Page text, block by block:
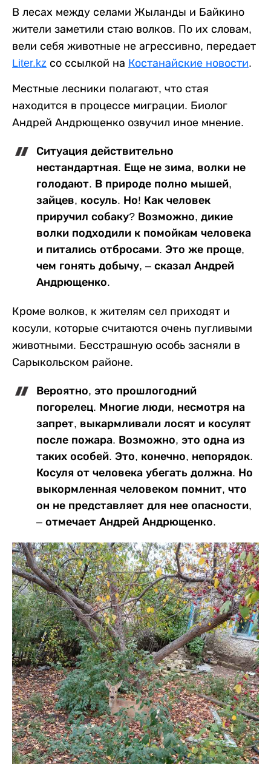
В лесах между селами Жыланды и Байкино
жители заметили стаю волков. По их словам,
вели себя животные не агрессивно, передает
Liter.kz со ссылкой на Костанайские новости.
Местные лесники полагают, что стая
находится в процессе миграции. Биолог
Андрей Андрющенко озвучил иное мнение.
Ситуация действительно
нестандартная. Еще не зима, волки не
голодают. В природе полно мышей,
зайцев, косуль. Но! Как человек
приручил собаку? Возможно, дикие
волки подходили к помойкам человека
и питались отбросами. Это же проще,
чем гонять добычу, – сказал Андрей
Андрющенко.
Кроме волков, к жителям сел приходят и
косули, которые считаются очень пугливыми
животными. Бесстрашную особь засняли в
Сарыкольском районе.
Вероятно, это прошлогодний
погорелец. Многие люди, несмотря на
запрет, выкармливали лосят и косулят
после пожара. Возможно, это одна из
таких особей. Это, конечно, непорядок.
Косуля от человека убегать должна. Но
выкормленная человеком помнит, что
он не представляет для нее опасности,
– отмечает Андрей Андрющенко.